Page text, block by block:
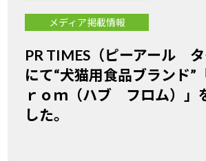
メディア掲載情報
PR TIMES（ピーアール
にて“犬猫用食品ブランド
ｒｏｍ（ハブ フロム）」
した。